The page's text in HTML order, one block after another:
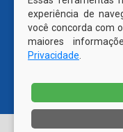
experiência de
você concorda com
maiores
Privacidade